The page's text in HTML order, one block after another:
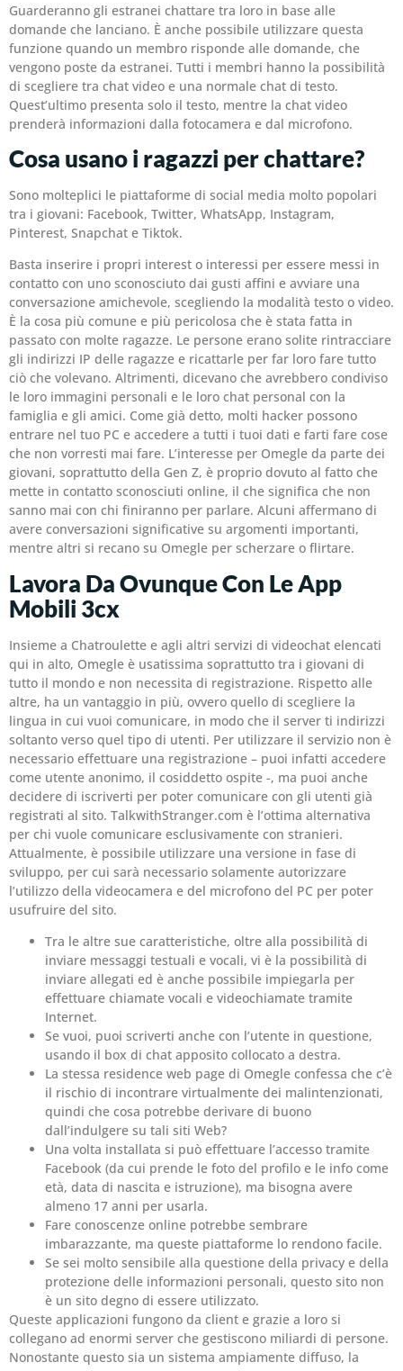
Guarderanno gli estranei chattare tra loro in base alle
domande che lanciano. È anche possibile utilizzare questa
funzione quando un membro risponde alle domande, che
vengono poste da estranei. Tutti i membri hanno la possibilità
di scegliere tra chat video e una normale chat di testo.
Quest’ultimo presenta solo il testo, mentre la chat video
prenderà informazioni dalla fotocamera e dal microfono.
Cosa usano i ragazzi per chattare?
Sono molteplici le piattaforme di social media molto popolari
tra i giovani: Facebook, Twitter, WhatsApp, Instagram,
Pinterest, Snapchat e Tiktok.
Basta inserire i propri interest o interessi per essere messi in
contatto con uno sconosciuto dai gusti affini e avviare una
conversazione amichevole, scegliendo la modalità testo o video.
È la cosa più comune e più pericolosa che è stata fatta in
passato con molte ragazze. Le persone erano solite rintracciare
gli indirizzi IP delle ragazze e ricattarle per far loro fare tutto
ciò che volevano. Altrimenti, dicevano che avrebbero condiviso
le loro immagini personali e le loro chat personal con la
famiglia e gli amici. Come già detto, molti hacker possono
entrare nel tuo PC e accedere a tutti i tuoi dati e farti fare cose
che non vorresti mai fare. L’interesse per Omegle da parte dei
giovani, soprattutto della Gen Z, è proprio dovuto al fatto che
mette in contatto sconosciuti online, il che significa che non
sanno mai con chi finiranno per parlare. Alcuni affermano di
avere conversazioni significative su argomenti importanti,
mentre altri si recano su Omegle per scherzare o flirtare.
Lavora Da Ovunque Con Le App
Mobili 3cx
Insieme a Chatroulette e agli altri servizi di videochat elencati
qui in alto, Omegle è usatissima soprattutto tra i giovani di
tutto il mondo e non necessita di registrazione. Rispetto alle
altre, ha un vantaggio in più, ovvero quello di scegliere la
lingua in cui vuoi comunicare, in modo che il server ti indirizzi
soltanto verso quel tipo di utenti. Per utilizzare il servizio non è
necessario effettuare una registrazione – puoi infatti accedere
come utente anonimo, il cosiddetto ospite -, ma puoi anche
decidere di iscriverti per poter comunicare con gli utenti già
registrati al sito. TalkwithStranger.com è l’ottima alternativa
per chi vuole comunicare esclusivamente con stranieri.
Attualmente, è possibile utilizzare una versione in fase di
sviluppo, per cui sarà necessario solamente autorizzare
l’utilizzo della videocamera e del microfono del PC per poter
usufruire del sito.
Tra le altre sue caratteristiche, oltre alla possibilità di
inviare messaggi testuali e vocali, vi è la possibilità di
inviare allegati ed è anche possibile impiegarla per
effettuare chiamate vocali e videochiamate tramite
Internet.
Se vuoi, puoi scriverti anche con l’utente in questione,
usando il box di chat apposito collocato a destra.
La stessa residence web page di Omegle confessa che c’è
il rischio di incontrare virtualmente dei malintenzionati,
quindi che cosa potrebbe derivare di buono
dall’indulgere su tali siti Web?
Una volta installata si può effettuare l’accesso tramite
Facebook (da cui prende le foto del profilo e le info come
età, data di nascita e istruzione), ma bisogna avere
almeno 17 anni per usarla.
Fare conoscenze online potrebbe sembrare
imbarazzante, ma queste piattaforme lo rendono facile.
Se sei molto sensibile alla questione della privacy e della
protezione delle informazioni personali, questo sito non
è un sito degno di essere utilizzato.
Queste applicazioni fungono da client e grazie a loro si
collegano ad enormi server che gestiscono miliardi di persone.
Nonostante questo sia un sistema ampiamente diffuso, la